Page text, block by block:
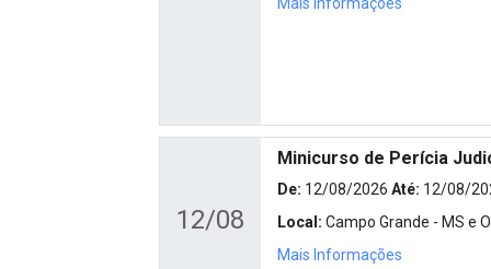
12/08
Minicurso de Perícia
De: 12/08/2026 Até: 12/08/
Local: Campo Grande - MS e
Mais Informações